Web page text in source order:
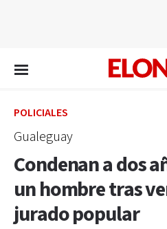
POLICIALES
Gualeguay
Condenan a dos
un hombre tras
jurado popular